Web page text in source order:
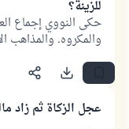
للزينة؟
حكى النووي إجماع
والمكروه. والمذاهب
ذلك: أن الزكاة سقطت
المكلف، وتيسيراً
وهو وجوب الزكاة.
عجل الزكاة ثم زاد